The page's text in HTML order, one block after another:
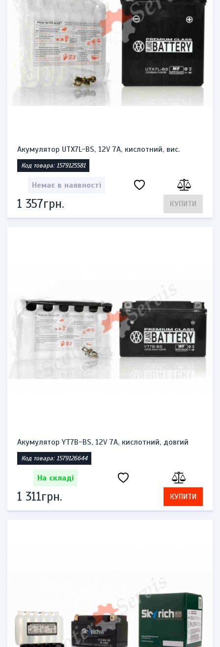
Акумулятор UTX7L-BS, 12V 7A, кислотний, вис.
Код товара: 1579125581
Немає в наявності
1 357грн. КУПИТИ
Акумулятор YT7B-BS, 12V 7A, кислотний, довгий
Код товара: 1579126644
На складі
1 311грн. КУПИТИ